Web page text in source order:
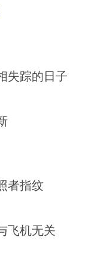
失踪的日子
者指纹
飞机无关